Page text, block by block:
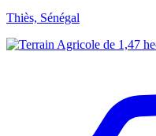
Thiès, Sénégal